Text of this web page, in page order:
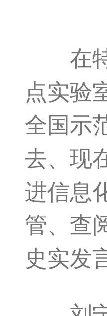
在特
点实验
全国示
去、现
进信息
管、查
史实发